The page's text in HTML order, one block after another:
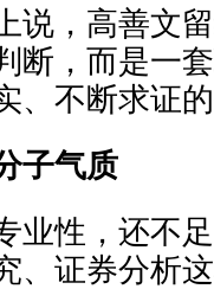
说，高善文
断，而是一
、不断求证
子气质
业性，还不
、证券分析